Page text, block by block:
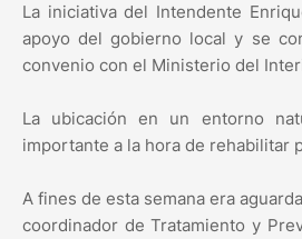
La iniciativa del Intendente
apoyo del gobierno local y se
convenio con el Ministerio del
La ubicación en un entorno
importante a la hora de rehabilitar
A fines de esta semana era
coordinador de Tratamiento y